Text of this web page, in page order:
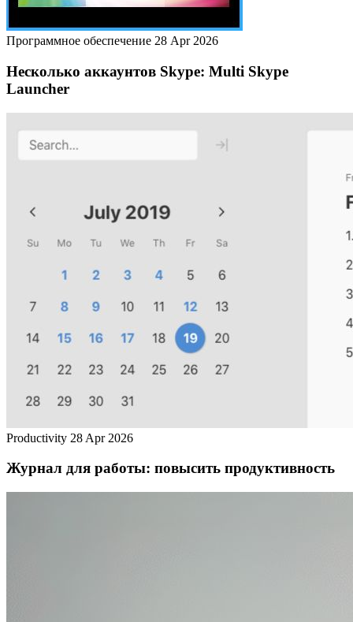
Программное обеспечение 28 Apr 2026
Несколько аккаунтов Skype: Multi Skype
Launcher
Productivity 28 Apr 2026
Журнал для работы: повысить продуктивность